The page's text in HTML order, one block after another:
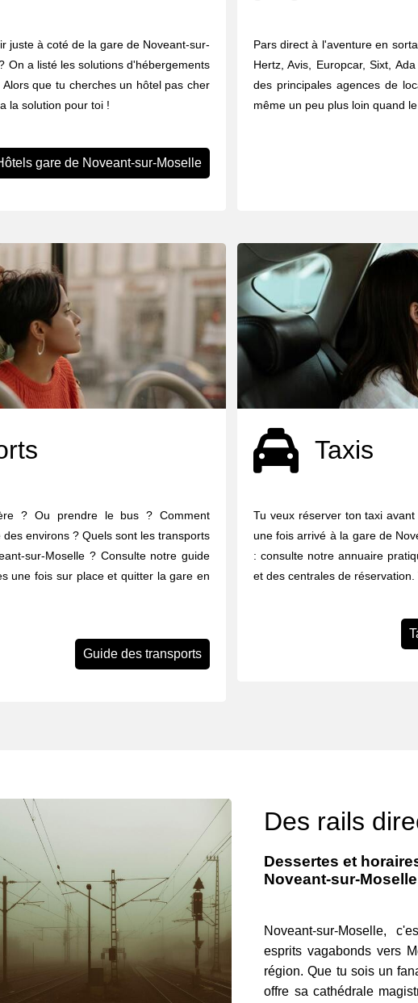
juste à coté de la gare de Noveant-sur-
On a listé les solutions d'hébergements
que tu cherches un hôtel pas cher
la solution pour toi !
gare de Noveant-sur-Moselle
Pars direct à l'aventure en
Hertz, Avis, Europcar, Sixt,
des principales agences de
même un peu plus loin quand
? Ou prendre le bus ? Comment
environs ? Quels sont les transports
sur-Moselle ? Consulte notre guide
une fois sur place et quitter la gare en
Guide des transports
Taxis
Tu veux réserver ton taxi
une fois arrivé à la gare de
: consulte notre annuaire
et des centrales de
Des rails
Dessertes et
Noveant-sur-Moselle
Noveant-sur-Moselle,
esprits vagabonds vers
région. Que tu sois un
offre sa cathédrale